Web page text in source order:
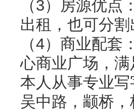
（3）房源优
出租，也可分
（4）商业配
心商业广场，
本人从事专业
吴中路，颛桥